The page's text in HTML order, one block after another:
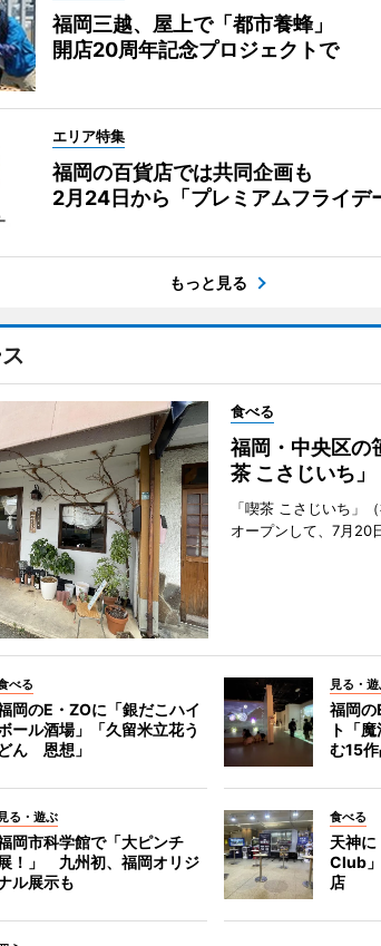
福岡三越、屋上で「都市養蜂」
開店20周年記念プロジェクトで
エリア特集
福岡の百貨店では共同企画も
2月24日から「プレミアムフライデ
もっと見る
食べる
福岡・中央区の
茶 こさじいち
「喫茶 こさじいち」
オープンして、7月20
べる
岡のE・ZOに「銀だこハイ
ール酒場」「久留米立花う
どん 恩想」
見る・
福岡の
ト「
む15
見る・遊ぶ
岡市科学館で「大ピンチ
展！」 九州初、福岡オリジ
ル展示も
食べる
天神
Club
店